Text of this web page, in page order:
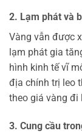
2. Lạm phát và
Vàng vẫn được
lạm phát gia
hình kinh tế vĩ
địa chính trị leo
theo giá vàng đi
3. Cung cầu